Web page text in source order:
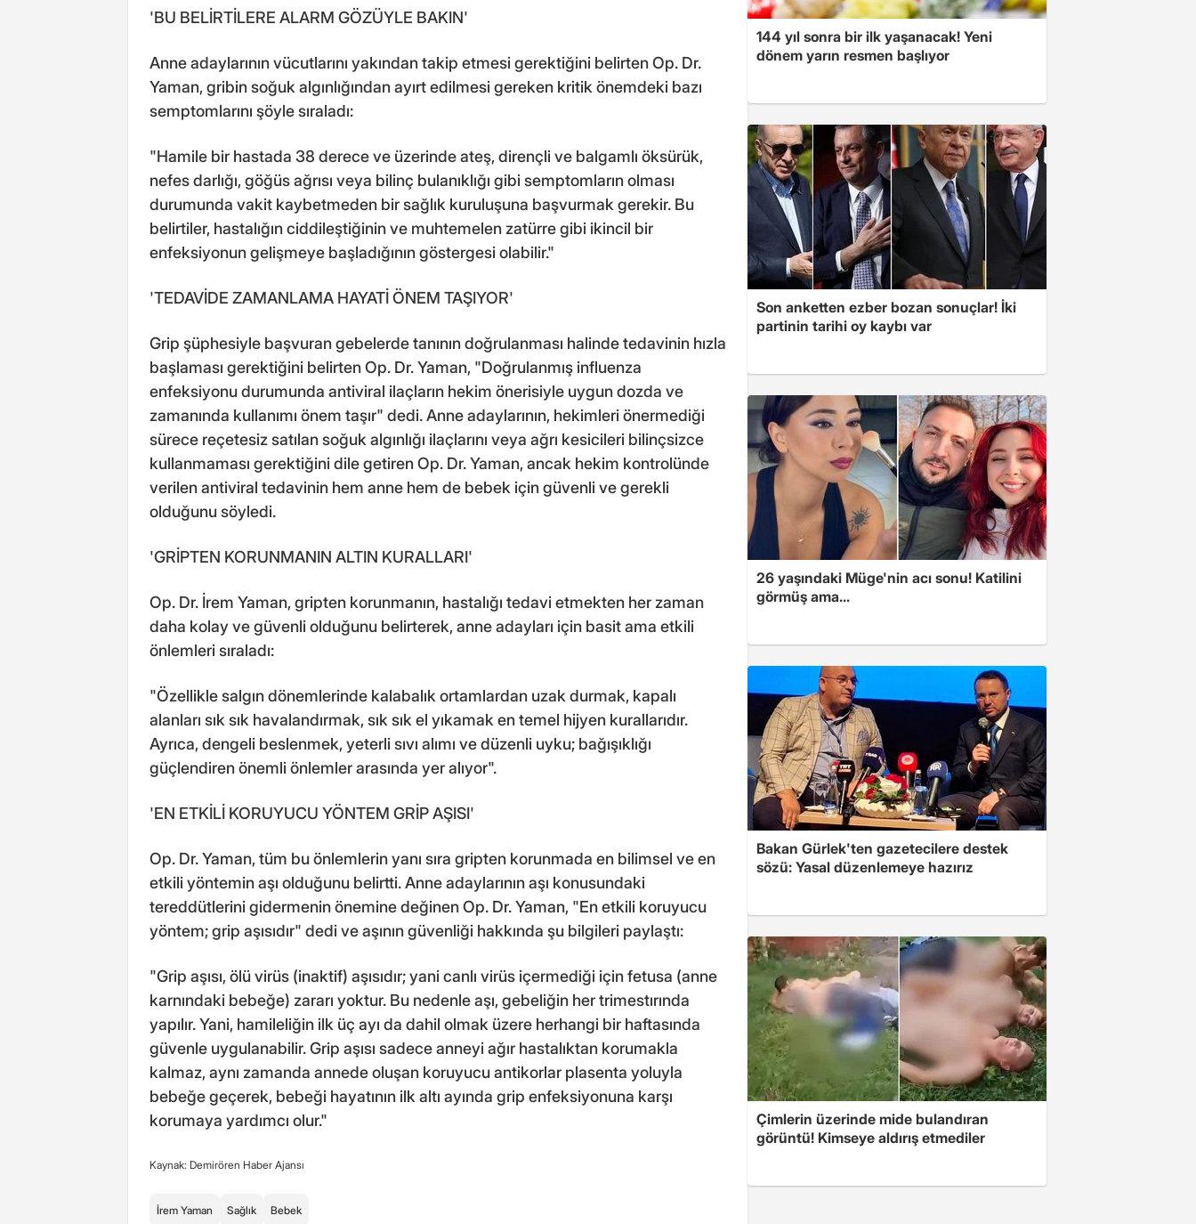
'BU BELİRTİLERE ALARM GÖZÜYLE BAKIN'
Anne adaylarının vücutlarını yakından takip etmesi gerektiğini belirten Op. Dr.
Yaman, gribin soğuk algınlığından ayırt edilmesi gereken kritik önemdeki bazı
semptomlarını şöyle sıraladı:
"Hamile bir hastada 38 derece ve üzerinde ateş, dirençli ve balgamlı öksürük,
nefes darlığı, göğüs ağrısı veya bilinç bulanıklığı gibi semptomların olması
durumunda vakit kaybetmeden bir sağlık kuruluşuna başvurmak gerekir. Bu
belirtiler, hastalığın ciddileştiğinin ve muhtemelen zatürre gibi ikincil bir
enfeksiyonun gelişmeye başladığının göstergesi olabilir."
'TEDAVİDE ZAMANLAMA HAYATİ ÖNEM TAŞIYOR'
Grip şüphesiyle başvuran gebelerde tanının doğrulanması halinde tedavinin hızla
başlaması gerektiğini belirten Op. Dr. Yaman, "Doğrulanmış influenza
enfeksiyonu durumunda antiviral ilaçların hekim önerisiyle uygun dozda ve
zamanında kullanımı önem taşır" dedi. Anne adaylarının, hekimleri önermediği
sürece reçetesiz satılan soğuk algınlığı ilaçlarını veya ağrı kesicileri bilinçsizce
kullanmaması gerektiğini dile getiren Op. Dr. Yaman, ancak hekim kontrolünde
verilen antiviral tedavinin hem anne hem de bebek için güvenli ve gerekli
olduğunu söyledi.
'GRİPTEN KORUNMANIN ALTIN KURALLARI'
Op. Dr. İrem Yaman, gripten korunmanın, hastalığı tedavi etmekten her zaman
daha kolay ve güvenli olduğunu belirterek, anne adayları için basit ama etkili
önlemleri sıraladı:
"Özellikle salgın dönemlerinde kalabalık ortamlardan uzak durmak, kapalı
alanları sık sık havalandırmak, sık sık el yıkamak en temel hijyen kurallarıdır.
Ayrıca, dengeli beslenmek, yeterli sıvı alımı ve düzenli uyku; bağışıklığı
güçlendiren önemli önlemler arasında yer alıyor".
'EN ETKİLİ KORUYUCU YÖNTEM GRİP AŞISI'
Op. Dr. Yaman, tüm bu önlemlerin yanı sıra gripten korunmada en bilimsel ve en
etkili yöntemin aşı olduğunu belirtti. Anne adaylarının aşı konusundaki
tereddütlerini gidermenin önemine değinen Op. Dr. Yaman, "En etkili koruyucu
yöntem; grip aşısıdır" dedi ve aşının güvenliği hakkında şu bilgileri paylaştı:
"Grip aşısı, ölü virüs (inaktif) aşısıdır; yani canlı virüs içermediği için fetusa (anne
karnındaki bebeğe) zararı yoktur. Bu nedenle aşı, gebeliğin her trimestırında
yapılır. Yani, hamileliğin ilk üç ayı da dahil olmak üzere herhangi bir haftasında
güvenle uygulanabilir. Grip aşısı sadece anneyi ağır hastalıktan korumakla
kalmaz, aynı zamanda annede oluşan koruyucu antikorlar plasenta yoluyla
bebeğe geçerek, bebeği hayatının ilk altı ayında grip enfeksiyonuna karşı
korumaya yardımcı olur."
Kaynak: Demirören Haber Ajansı
İrem Yaman Sağlık Bebek
144 yıl sonra bir ilk yaşanacak! Yeni
dönem yarın resmen başlıyor
Son anketten ezber bozan sonuçlar! İki
partinin tarihi oy kaybı var
26 yaşındaki Müge'nin acı sonu! Katilini
görmüş ama...
Bakan Gürlek'ten gazetecilere destek
sözü: Yasal düzenlemeye hazırız
Çimlerin üzerinde mide bulandıran
görüntü! Kimseye aldırış etmediler